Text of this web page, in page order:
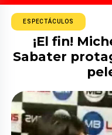
ESPECTÁCULOS
¡El fin!
Sabater